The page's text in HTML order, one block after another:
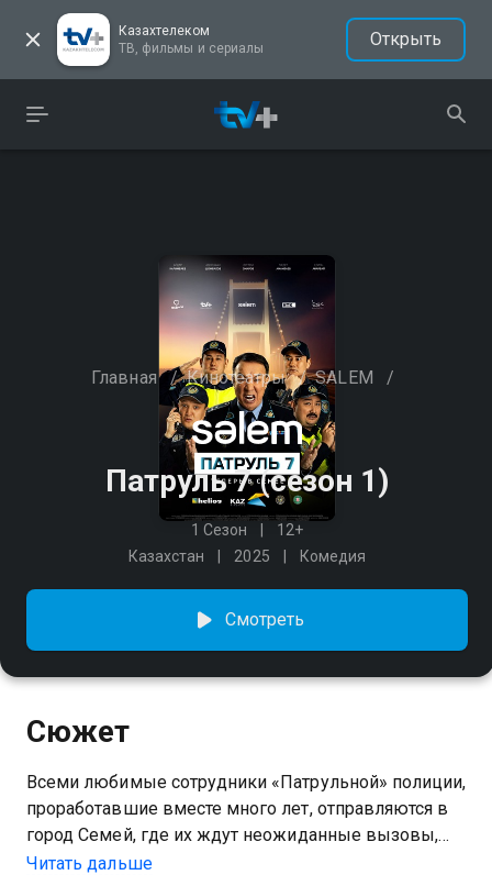
Казахтелеком
ТВ, фильмы и сериалы
Открыть
Главная / Кинотеатры / SALEM /
Патруль 7 (сезон 1)
1 Сезон
12+
Казахстан
2025 Комедия
Смотреть
Сюжет
Всеми любимые сотрудники «Патрульной» полиции,
проработавшие вместе много лет, отправляются в
город Семей, где их ждут неожиданные вызовы,
новые приключения, новые знакомства и
Читать дальше